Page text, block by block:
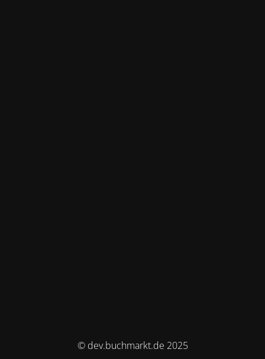
© dev.buchmarkt.de 2025